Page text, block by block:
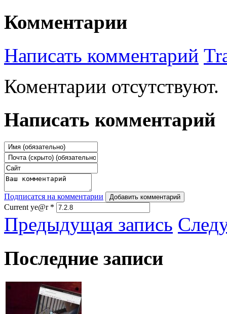
Комментарии
Написать комментарий
Коментарии отсутствуют.
Написать комментарий
Подписатся на комментарии Добавить комментарий
Current ye@r *
Предыдущая запись
Последние записи